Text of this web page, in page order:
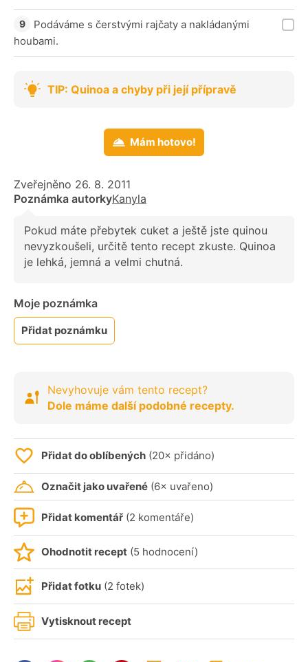
Podáváme s čerstvými rajčaty a nakládanými
houbami.
TIP: Quinoa a chyby při její přípravě
Mám hotovo!
Zveřejněno 26. 8. 2011
Poznámka autorkyKanyla
Pokud máte přebytek cuket a ještě jste quinou
nevyzkoušeli, určitě tento recept zkuste. Quinoa
je lehká, jemná a velmi chutná.
Moje poznámka
Přidat poznámku
Nevyhovuje vám tento recept?
Dole máme další podobné recepty.
Přidat do oblíbených (20× přidáno)
Označit jako uvařené (6× uvařeno)
Přidat komentář (2 komentáře)
Ohodnotit recept (5 hodnocení)
Přidat fotku (2 fotek)
Vytisknout recept